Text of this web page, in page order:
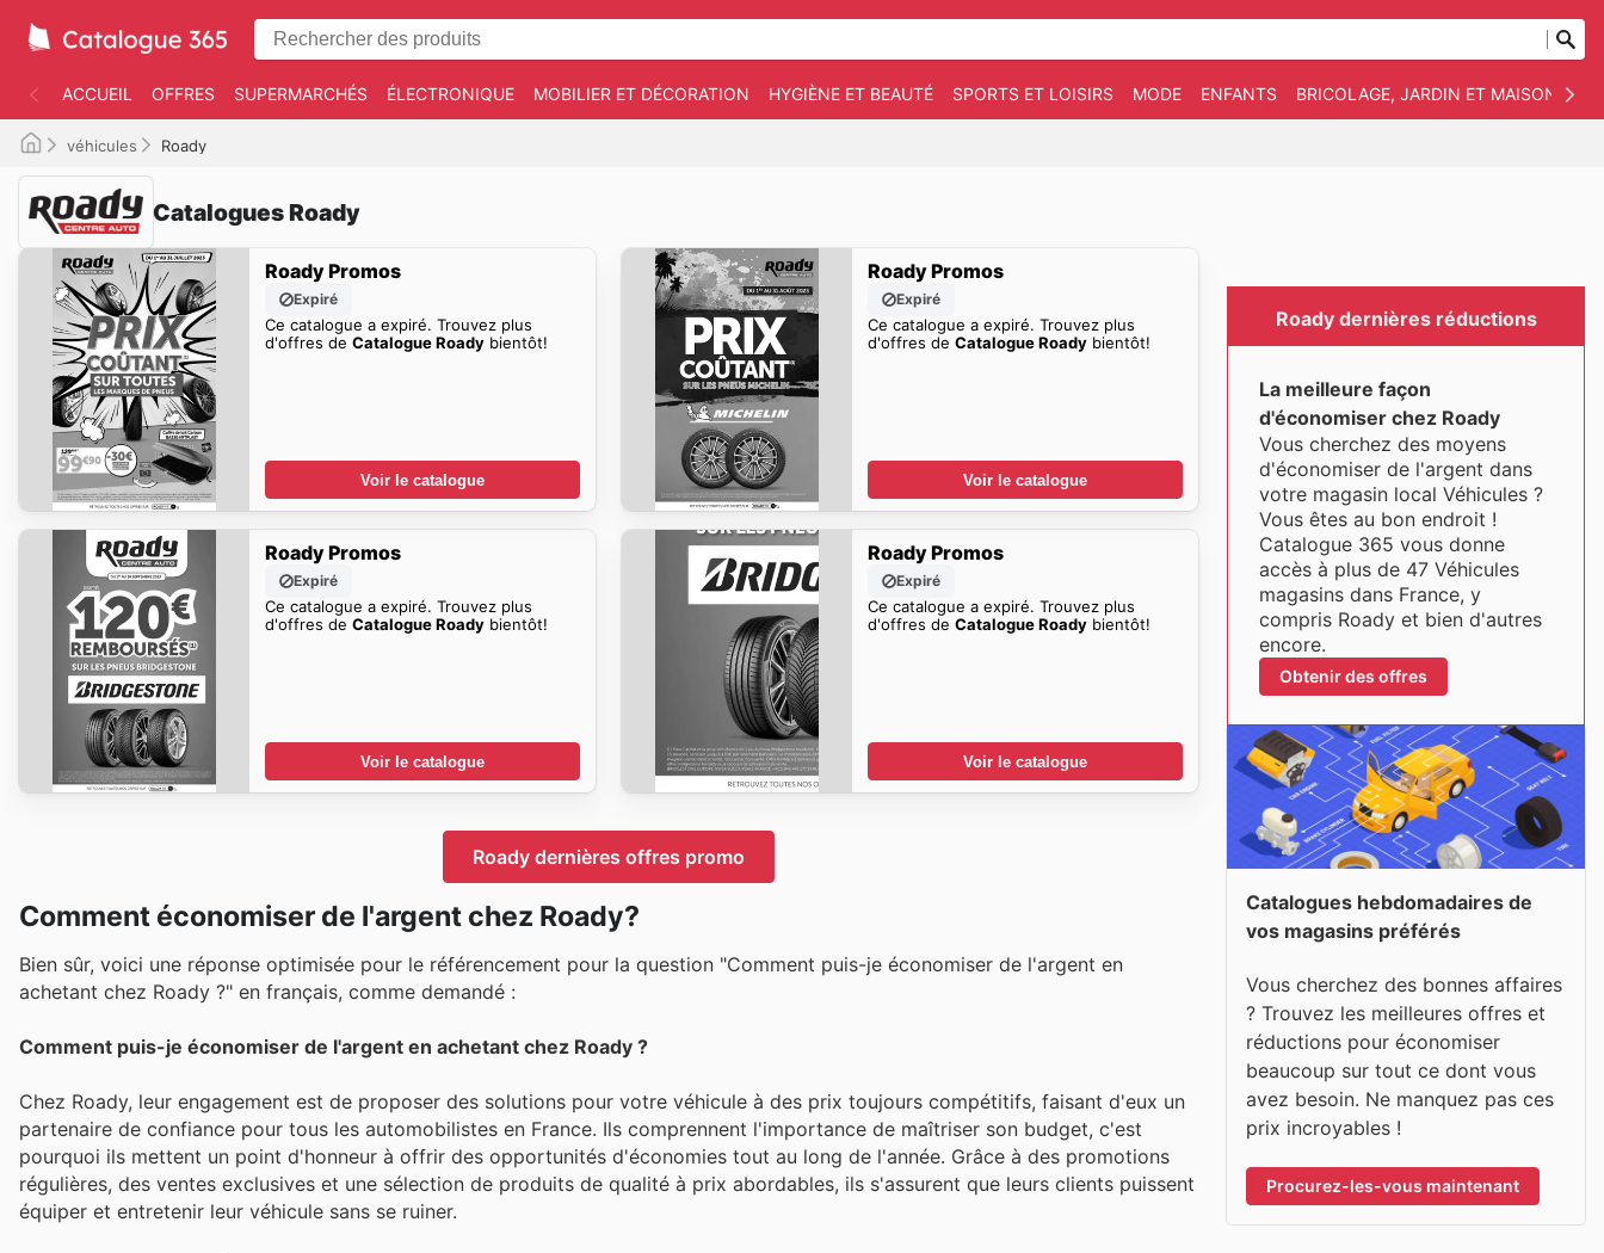
ACCUEIL OFFRES SUPERMARCHÉS ÉLECTRONIQUE MOBILIER ET DÉCORATION HYGIÈNE ET BEAUTÉ SPORTS ET LOISIRS MODE ENFANTS BRICOLAGE, JARDIN ET MAISON
véhicules Roady
Catalogues Roady
Roady Promos
Expiré
Ce catalogue a expiré. Trouvez plus
d'offres de Catalogue Roadybientôt!
Voir le catalogue
Roady Promos
Expiré
Ce catalogue a expiré. Trouvez plus
d'offres deCatalogue Roady bientôt!
Voir le catalogue
Roady Promos
Expiré
Ce catalogue a expiré. Trouvez plus
d'offres de Catalogue Roadybientôt!
Voir le catalogue
Roady Promos
Expiré
Ce catalogue a expiré. Trouvez plus
d'offres deCatalogue Roady bientôt!
Voir le catalogue
Roady dernières offres promo
Comment économiser de l'argent chez Roady?
Bien sûr, voici une réponse optimisée pour le référencement pour la question "Comment puis-je économiser de l'argent en
achetant chez Roady ?" en français, comme demandé :
Comment puis-je économiser de l'argent en achetant chez Roady ?
Chez Roady, leur engagement est de proposer des solutions pour votre véhicule à des prix toujours compétitifs, faisant d'eux un
partenaire de confiance pour tous les automobilistes en France. Ils comprennent l'importance de maîtriser son budget, c'est
pourquoi ils mettent un point d'honneur à offrir des opportunités d'économies tout au long de l'année. Grâce à des promotions
régulières, des ventes exclusives et une sélection de produits de qualité à prix abordables, ils s'assurent que leurs clients puissent
équiper et entretenir leur véhicule sans se ruiner.
Roady dernières réductions
La meilleure façon
d'économiser chez Roady
Vous cherchez des moyens
d'économiser de l'argent dans
votre magasin local Véhicules ?
Vous êtes au bon endroit !
Catalogue 365 vous donne
accès à plus de 47 Véhicules
magasins dans France, y
compris Roady et bien d'autres
encore.
Obtenir des offres
Catalogues hebdomadaires de
vos magasins préférés
Vous cherchez des bonnes affaires
? Trouvez les meilleures offres et
réductions pour économiser
beaucoup sur tout ce dont vous
avez besoin. Ne manquez pas ces
prix incroyables !
Procurez-les-vous maintenant